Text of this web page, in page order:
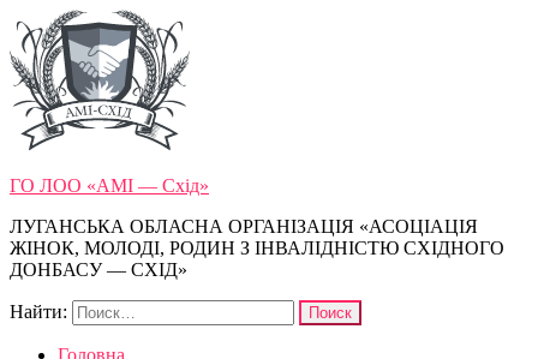
ГО ЛОО «АМІ — Схід»
ЛУГАНСЬКА ОБЛАСНА ОРГАНІЗАЦІЯ «АСОЦІАЦІЯ
ЖІНОК, МОЛОДІ, РОДИН З ІНВАЛІДНІСТЮ СХІДНОГО
ДОНБАСУ — СХІД»
Найти: